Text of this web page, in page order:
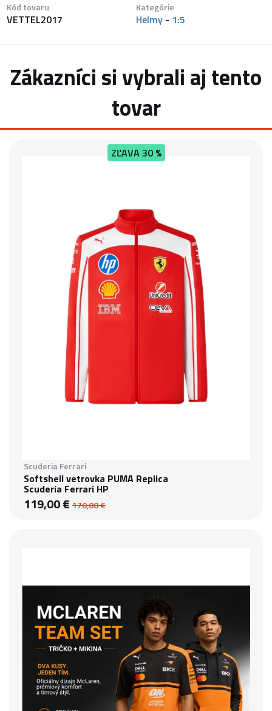
Kód tovaru
VETTEL2017
Kategórie
Helmy - 1:5
Zákazníci si vybrali aj tento
tovar
ZĽAVA30 %
Scuderia Ferrari
Softshell vetrovka PUMA Replica
Scuderia Ferrari HP
119,00 € 170,00 €